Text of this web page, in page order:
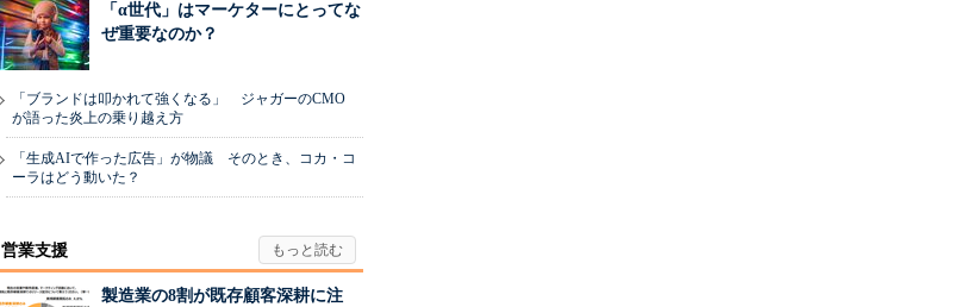
「α世代」はマーケターにとってな
ぜ重要なのか？
「ブランドは叩かれて強くなる」 ジャガーのCMO
が語った炎上の乗り越え方
「生成AIで作った広告」が物議 そのとき、コカ・コ
ーラはどう動いた？
営業支援
製造業の8割が既存顧客深耕に注